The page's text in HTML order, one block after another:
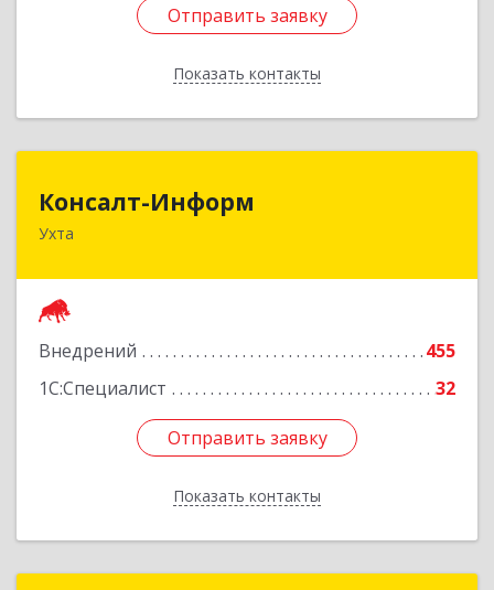
Отправить заявку
Показать контакты
Отправить заявку
Назад
Консалт-Информ
Ухта
Внедрений
455
1С:Специалист
32
Отправить заявку
Показать контакты
169300, Коми Респ, Ухта г, Строителей пр-д 1, 2
Отправить заявку
Назад